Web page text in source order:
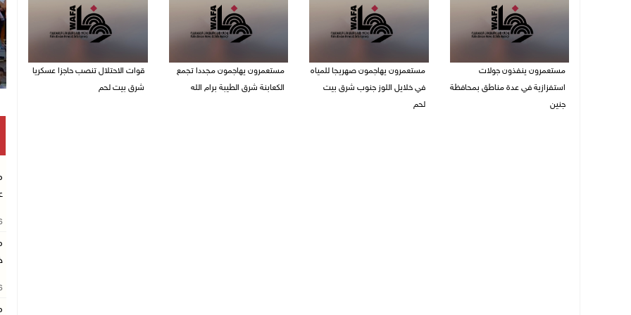
مستعمرون ينفذون جولات
استفزازية في عدة مناطق بمحافظة
جنين
مستعمرون يهاجمون صهريجا للمياه
في خلايل اللوز جنوب شرق بيت
لحم
مستعمرون يهاجمون مجددا تجمع
الكعابنة شرق الطيبة برام الله
قوات الاحتلال تنصب حاجزا عسكريا
شرق بيت لحم